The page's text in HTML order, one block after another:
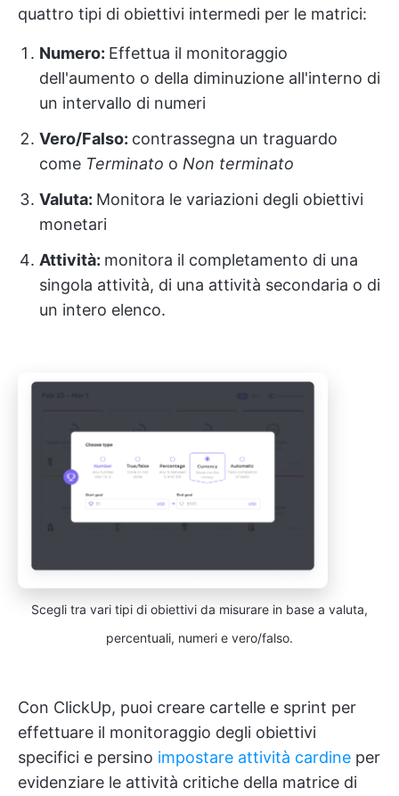
quattro tipi di obiettivi intermedi per le matrici:
Numero: Effettua il monitoraggio
dell'aumento o della diminuzione all'interno di
un intervallo di numeri
Vero/Falso: contrassegna un traguardo
come Terminato o Non terminato
Valuta: Monitora le variazioni degli obiettivi
monetari
Attività: monitora il completamento di una
singola attività, di una attività secondaria o di
un intero elenco.
Scegli tra vari tipi di obiettivi da misurare in base a valuta,
percentuali, numeri e vero/falso.
Con ClickUp, puoi creare cartelle e sprint per
effettuare il monitoraggio degli obiettivi
specifici e persino impostare attività cardine per
evidenziare le attività critiche della matrice di